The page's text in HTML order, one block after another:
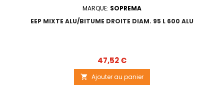
MARQUE: SOPREMA
EEP MIXTE ALU/BITUME DROITE DIAM. 95 L 600 ALU
Prix
47,52 €
 Ajouter au panier